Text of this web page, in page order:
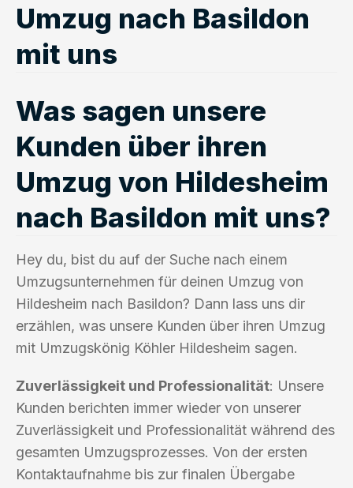
Umzug nach Basildon
mit uns
Was sagen unsere
Kunden über ihren
Umzug von Hildesheim
nach Basildon mit uns?
Hey du, bist du auf der Suche nach einem
Umzugsunternehmen für deinen Umzug von
Hildesheim nach Basildon? Dann lass uns dir
erzählen, was unsere Kunden über ihren Umzug
mit Umzugskönig Köhler Hildesheim sagen.
Zuverlässigkeit und Professionalität: Unsere
Kunden berichten immer wieder von unserer
Zuverlässigkeit und Professionalität während des
gesamten Umzugsprozesses. Von der ersten
Kontaktaufnahme bis zur finalen Übergabe